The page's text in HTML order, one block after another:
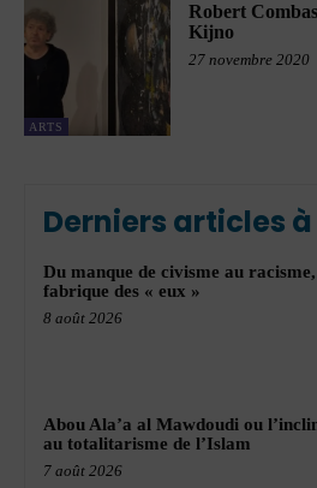
ARTS
Robert
Kijno
27 novembre 2020
Derniers articles à
Du manque de civisme au
fabrique des « eux »
8 août 2026
Abou Ala’a al Mawdoudi ou
au totalitarisme de l’Islam
7 août 2026